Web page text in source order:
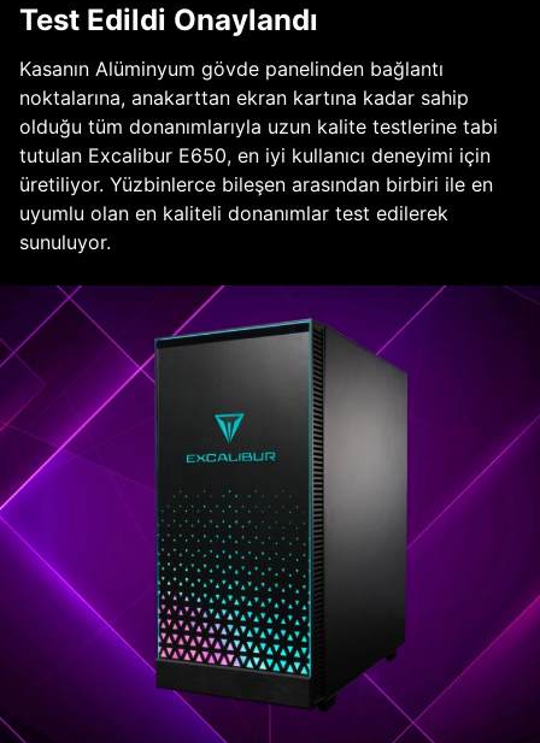
Test Edildi Onaylandı
Kasanın Alüminyum gövde panelinden bağlantı
noktalarına, anakarttan ekran kartına kadar sahip
olduğu tüm donanımlarıyla uzun kalite testlerine tabi
tutulan Excalibur E650, en iyi kullanıcı deneyimi için
üretiliyor. Yüzbinlerce bileşen arasından birbiri ile en
uyumlu olan en kaliteli donanımlar test edilerek
sunuluyor.